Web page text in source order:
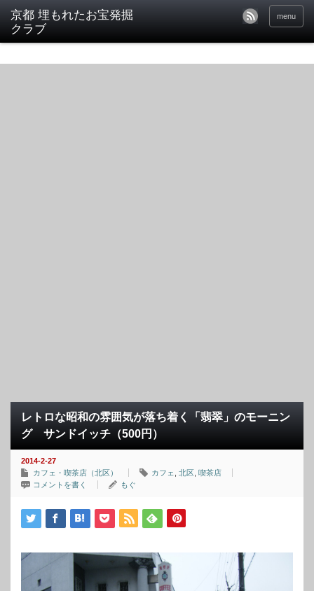
京都 埋もれたお宝発掘
クラブ
menu
レトロな昭和の雰囲気が落ち着く「翡翠」のモーニン
グ サンドイッチ（500円）
2014-2-27
カフェ・喫茶店（北区）
カフェ 北区 喫茶店
コメントを書く
もぐ